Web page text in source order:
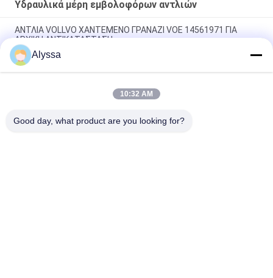
Υδραυλικά μέρη εμβολοφόρων αντλιών
ΑΝΤΛΙΑ VOLLVO ΧΑΝΤΕΜΕΝΟ ΓΡΑΝΑΖΙ VOE 14561971 ΓΙΑ
ΑΡΧΙΚΗ ΑΝΤΙΚΑΤΑΣΤΑΣΗ
ΑΝΤΛΙΑ VOLLVO ΧΑΝΤΕΜΕΝΟ ΓΡΑΝΑΖΙ VOE 14537295 ΓΙΑ
ΑΡΧΙΚΗ ΑΝΤΙΚΑΤΑΣΤΑΣΗ
ΒΟΛΛΒΟ ΠΑΡΑΓΜΑΤΙΚΗ ΠΑΡΑΡΑΓΜΑΤΙΚΗ ΠΑΡΑΓΜΑΤΙΚΗ VOE
Alyssa
10:32 AM
Good day, what product are you looking for?